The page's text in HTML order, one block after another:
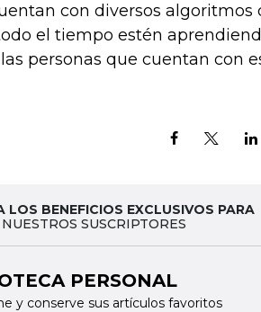
con diversos algoritmos
el tiempo estén
personas que cuentan con
LOS BENEFICIOS EXCLUSIVOS PARA
NUESTROS SUSCRIPTORES
PERSONAL
y conserve sus artículos favoritos